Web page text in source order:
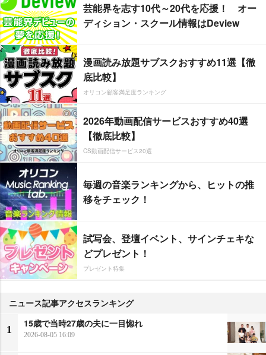
芸能界を志す10代～20代を応援！ オー
ディション・スクール情報はDeview
漫画読み放題サブスクおすすめ11選【徹
底比較】
オリコン顧客満足度ランキング
2026年動画配信サービスおすすめ40選
【徹底比較】
CS動画配信サービス20選
毎週の音楽ランキングから、ヒットの推
移をチェック！
試写会、登壇イベント、サインチェキな
どプレゼント！
プレゼント特集
ニュース記事アクセスランキング
1
15歳で当時27歳の夫に一目惚れ
2026-08-05 16:09